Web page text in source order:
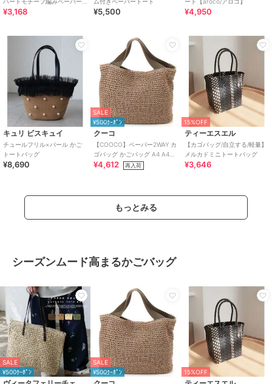
トートバッグ
¥3,168 ¥5,500 ¥4,950
キュリ ビスキュイ
チュールフリル×パール かご
トートバッグ
¥8,690
SALE
¥500ｸｰﾎﾟﾝ
クーコ
【COOCO】ペーパー2WAY カ
ゴバッグ かごバッグ A4 A4収
納可能 2026新作
¥4,612 再入荷
15%OFF
ティーエスエル
【カゴバッグ/自立する/軽量】
メルカドミニトートバッグ
¥3,646
もっとみる
シーズンムード高まるかごバッグ
SALE
¥500ｸｰﾎﾟﾝ
SALE
¥500ｸｰﾎﾟﾝ
15%OFF